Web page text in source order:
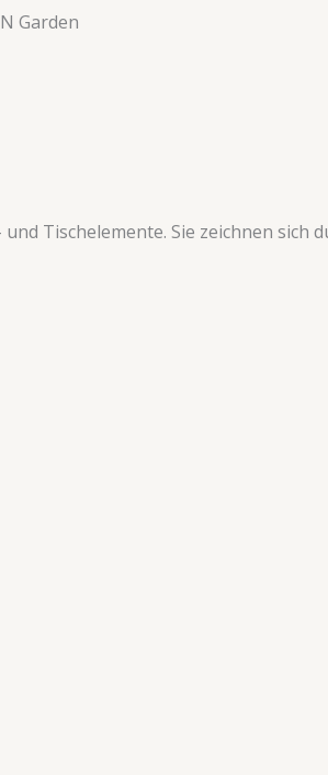
Garden
Tischelemente. Sie zeichnen